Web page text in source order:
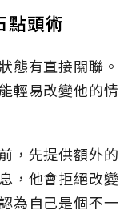
點頭術
態有直接關聯。
輕易改變他的情
，先提供額外的
，他會拒絕改變
為自己是個不一